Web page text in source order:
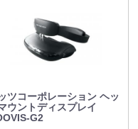
ツコーポレーション ヘッ
ウントディスプレイ
G2